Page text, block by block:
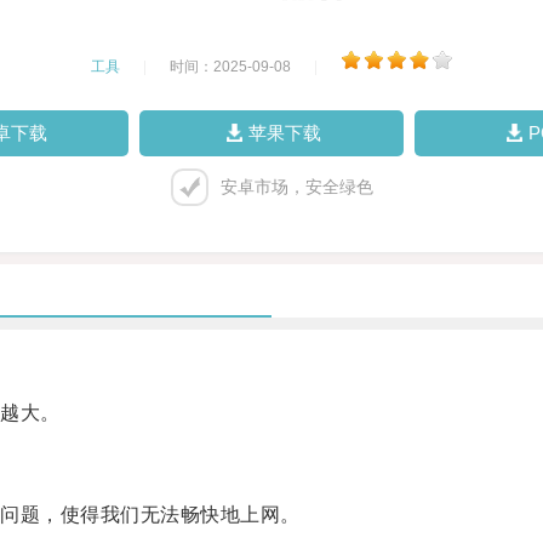
工具 时间：2025-09-08
下载 苹果下载
安卓市场，安全绿色
大。
，使得我们无法畅快地上网。